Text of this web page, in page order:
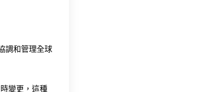
調和管理全球
變更，這種